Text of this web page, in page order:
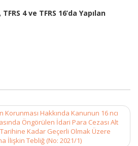
4 ve TFRS 16’da Yapılan
Korunması Hakkında Kanunun 16 ncı
Öngörülen İdari Para Cezası Alt
Tarihine Kadar Geçerli Olmak Üzere
İlişkin Tebliğ (No: 2021/1)